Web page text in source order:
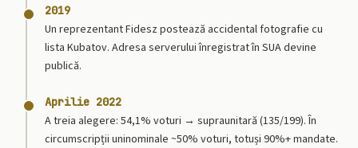
2019
Un reprezentant Fidesz postează accidental fotografie cu
lista Kubatov. Adresa serverului înregistrat în SUA devine
publică.
Aprilie 2022
A treia alegere: 54,1% voturi → supraunitară (135/199). În
circumscripții uninominale ~50% voturi, totuși 90%+ mandate.